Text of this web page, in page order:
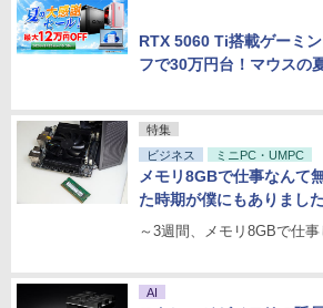
RTX 5060 Ti搭載ゲーミ
フで30万円台！マウスの
特集
ビジネス
ミニPC・UMPC
メモリ8GBで仕事なん
た時期が僕にもありました
～3週間、メモリ8GBで仕
AI